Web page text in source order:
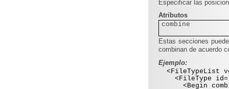
Especificar las
Atributos
combine
Estas secciones
combinan de acuerdo
Ejemplo:
<FileTypeList
<FileType
<Begin